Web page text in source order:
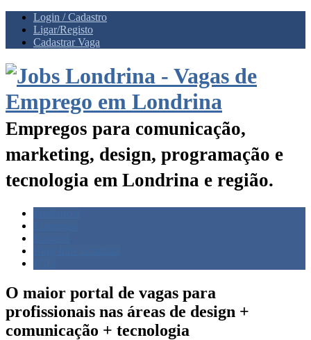
Login / Cadastro
Ligar/Registo
Cadastrar Vaga
Empregos para comunicação,
marketing, design, programação e
tecnologia em Londrina e região.
O maior portal de vagas para
profissionais nas áreas de design +
comunicação + tecnologia